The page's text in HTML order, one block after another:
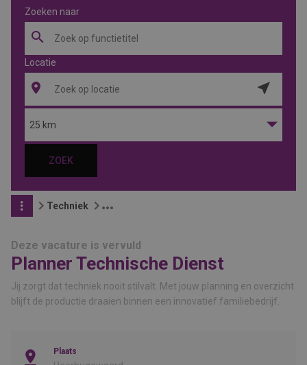
Zoeken naar
Locatie
ophalen
25 km
ZOEK
Techniek
Deze vacature is vervuld
Planner Technische Dienst
Jij zorgt dat techniek nooit stilvalt. Met jouw planning en overzicht
blijft de productie draaien binnen een innovatief familiebedrijf.
Plaats